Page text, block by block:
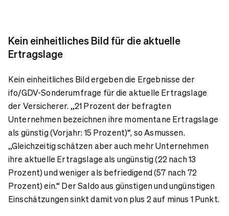
Kein einheitliches Bild für die aktuelle
Ertragslage
Kein einheitliches Bild ergeben die Ergebnisse der
ifo/GDV-Sonderumfrage für die aktuelle Ertragslage
der Versicherer. „21 Prozent der befragten
Unternehmen bezeichnen ihre momentane Ertragslage
als günstig (Vorjahr: 15 Prozent)“, so Asmussen.
„Gleichzeitig schätzen aber auch mehr Unternehmen
ihre aktuelle Ertragslage als ungünstig (22 nach 13
Prozent) und weniger als befriedigend (57 nach 72
Prozent) ein.“ Der Saldo aus günstigen und ungünstigen
Einschätzungen sinkt damit von plus 2 auf minus 1 Punkt.